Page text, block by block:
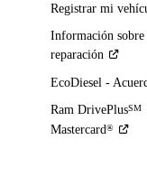
Registrar mi
Información sobre
reparación
EcoDiesel -
Ram DrivePlusSM
Mastercard®